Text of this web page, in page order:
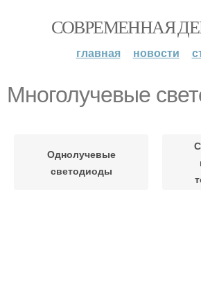
СОВРЕМЕННАЯ
главная новости
Многолучевые
Однолучевые
светодиоды